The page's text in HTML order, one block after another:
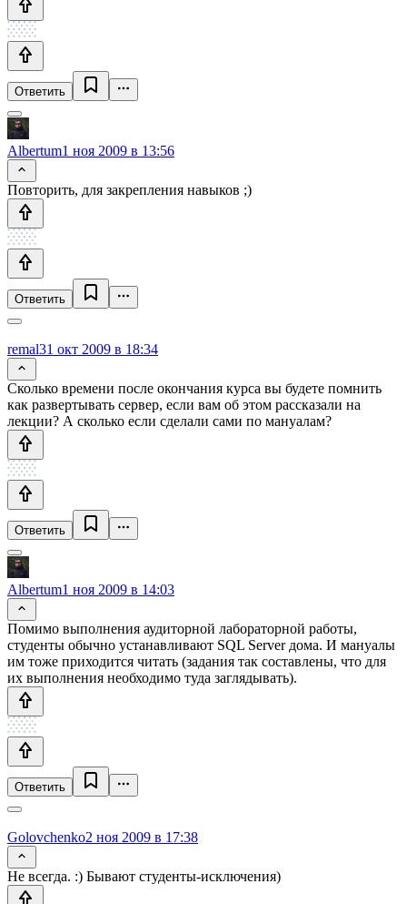
Ответить
Albertum1 ноя 2009 в 13:56
Повторить, для закрепления навыков ;)
Ответить
remal31 окт 2009 в 18:34
Сколько времени после окончания курса вы будете помнить
как развертывать сервер, если вам об этом рассказали на
лекции? А сколько если сделали сами по мануалам?
Ответить
Albertum1 ноя 2009 в 14:03
Помимо выполнения аудиторной лабораторной работы,
студенты обычно устанавливают SQL Server дома. И мануалы
им тоже приходится читать (задания так составлены, что для
их выполнения необходимо туда заглядывать).
Ответить
Golovchenko2 ноя 2009 в 17:38
Не всегда. :) Бывают студенты-исключения)